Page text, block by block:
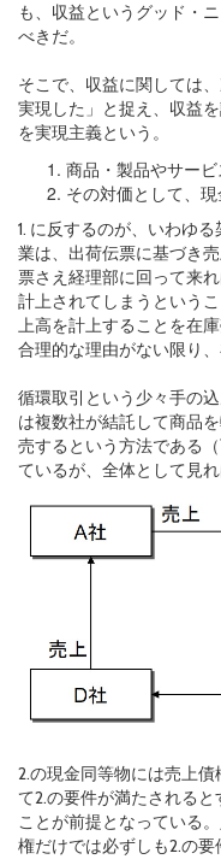
も、収益というグッド・
べきだ。
そこで、収益に関しては
実現した」と捉え、収益
を実現主義という。
商品・製品やサー
その対価として、
1. に反するのが、いわゆ
業は、出荷伝票に基づき
票さえ経理部に回って来
計上されてしまうという
上高を計上することを在
合理的な理由がない限り
循環取引という少々手の
は複数社が結託して商品
売するという方法である
ているが、全体として見
2.の現金同等物には売上
て2.の要件が満たされる
ことが前提となっている
権だけでは必ずしも2.の要